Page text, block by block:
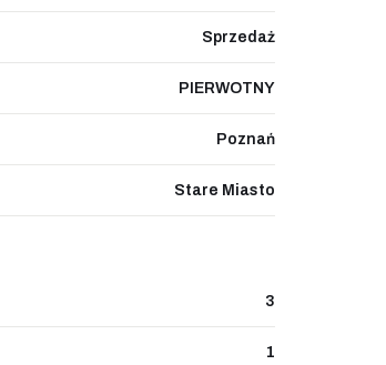
Sprzedaż
PIERWOTNY
Poznań
Stare Miasto
3
1